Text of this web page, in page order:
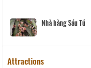
Attractions